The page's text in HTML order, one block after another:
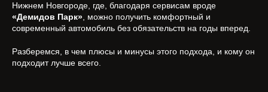
Нижнем Новгороде, где, благодаря сервисам вроде
«Демидов Парк» , можно получить комфортный и
современный автомобиль без обязательств на годы вперед.
Разберемся, в чем плюсы и минусы этого подхода, и кому он
подходит лучше всего.